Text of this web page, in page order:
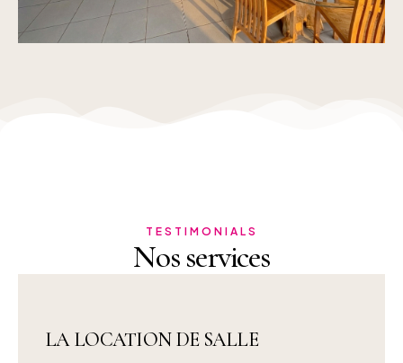
TESTIMONIALS
Nos services
LA LOCATION DE SALLE